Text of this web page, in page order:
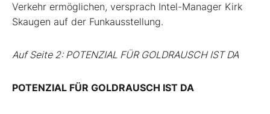
Verkehr ermöglichen, versprach Intel-Manager Kirk
Skaugen auf der Funkausstellung.
Auf Seite 2: POTENZIAL FÜR GOLDRAUSCH IST DA
POTENZIAL FÜR GOLDRAUSCH IST DA